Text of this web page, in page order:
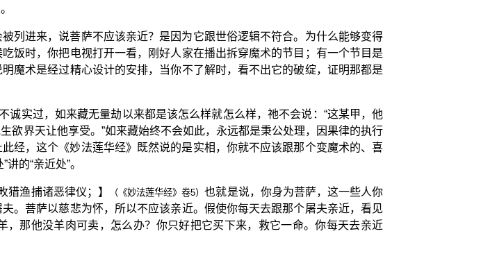
列进来，说菩萨不应该亲近？是因为它跟世俗逻辑不符合。为什么能够变得
饭时，你把电视打开一看，刚好人家在播出拆穿魔术的节目；有一个节目是
魔术是经过精心设计的安排，当你不了解时，看不出它的破绽，证明那都是
诚实过，如来藏无量劫以来都是该怎么样就怎么样，祂不会说：“这某甲，他
界天让他享受。”如来藏始终不会如此，永远都是秉公处理，因果律的执行
，这个《妙法莲华经》既然说的是实相，你就不应该跟那个变魔术的、喜
的“亲近处”。
猎渔捕诸恶律仪；】 （《妙法莲华经》卷5）也就是说，你身为菩萨，这一些人你
。菩萨以慈悲为怀，所以不应该亲近。假使你每天去跟那个屠夫亲近，看见
那他没羊肉可卖，怎么办？你只好把它买下来，救它一命。你每天去亲近